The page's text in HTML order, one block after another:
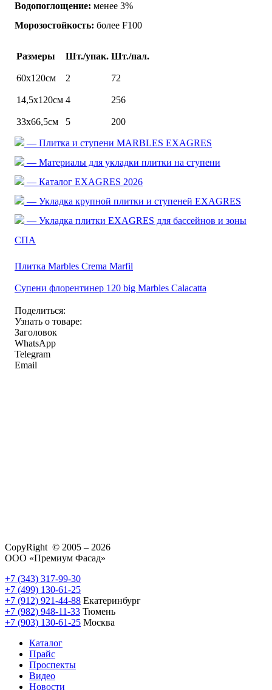
Водопоглощение: менее 3%
Морозостойкость: более F100
Размеры Шт./упак. Шт./пал.
60х120см 2 72
14,5х120см 4 256
33х66,5см 5 200
— Плитка и ступени MARBLES EXAGRES
— Материалы для укладки плитки на ступени
— Каталог EXAGRES 2026
— Укладка крупной плитки и ступеней EXAGRES
— Укладка плитки EXAGRES для бассейнов и зоны
СПА
Плитка Marbles Crema Marfil
Супени флорентинер 120 big Marbles Calacatta
Поделиться:
Узнать о товаре:
Заголовок
WhatsApp
Telegram
Email
CopyRight © 2005 – 2026
ООО «Премиум Фасад»
+7 (343) 317-99-30
+7 (499) 130-61-25
+7 (912) 921-44-88 Екатеринбург
+7 (982) 948-11-33 Тюмень
+7 (903) 130-61-25 Москва
Каталог
Прайс
Проспекты
Видео
Новости